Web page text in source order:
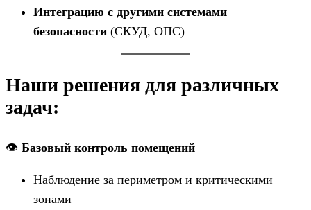
Интеграцию с другими системами
безопасности (СКУД, ОПС)
Наши решения для различных
задач:
👁️ Базовый контроль помещений
Наблюдение за периметром и критическими
зонами